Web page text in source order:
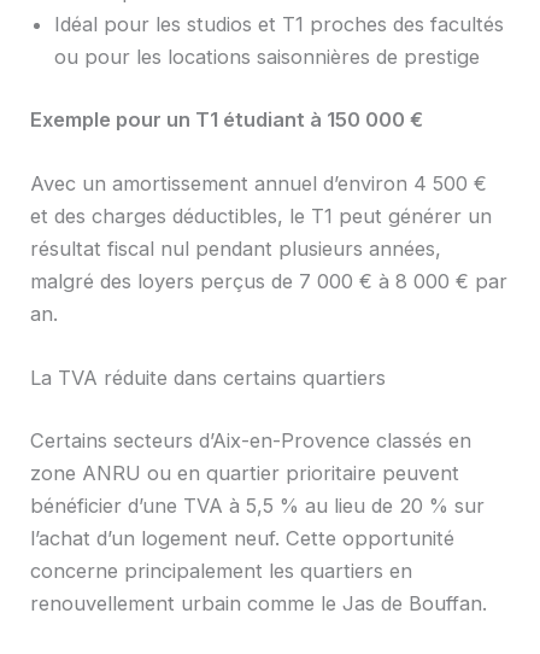
Idéal pour les studios et T1 proches des facultés
ou pour les locations saisonnières de prestige
Exemple pour un T1 étudiant à 150 000 €
Avec un amortissement annuel d’environ 4 500 €
et des charges déductibles, le T1 peut générer un
résultat fiscal nul pendant plusieurs années,
malgré des loyers perçus de 7 000 € à 8 000 € par
an.
La TVA réduite dans certains quartiers
Certains secteurs d’Aix-en-Provence classés en
zone ANRU ou en quartier prioritaire peuvent
bénéficier d’une TVA à 5,5 % au lieu de 20 % sur
l’achat d’un logement neuf. Cette opportunité
concerne principalement les quartiers en
renouvellement urbain comme le Jas de Bouffan.